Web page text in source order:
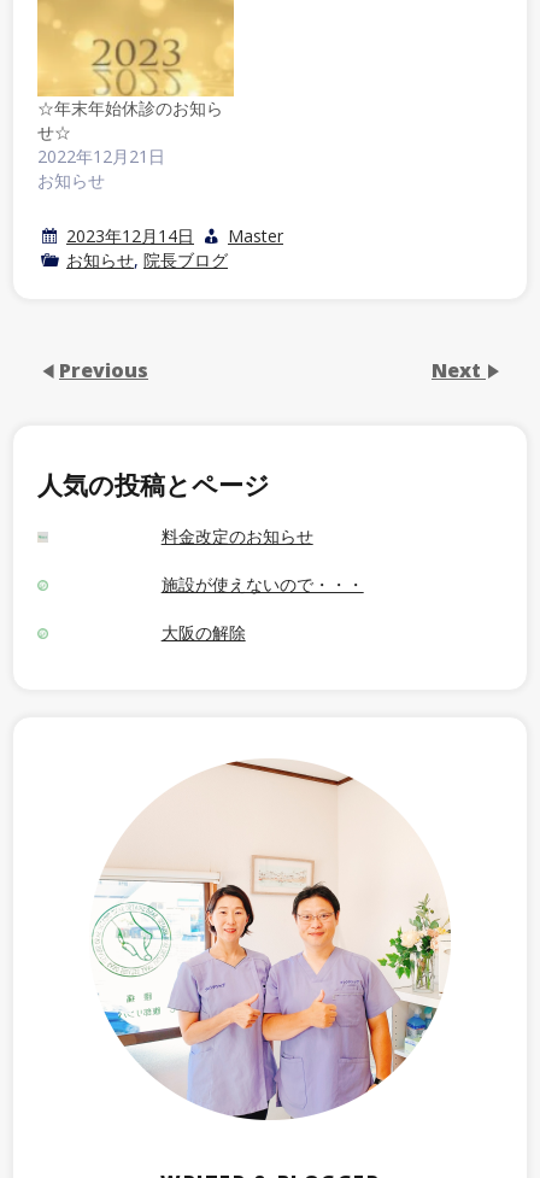
☆年末年始休診のお知ら
せ☆
2022年12月21日
お知らせ
2023年12月14日
Master
お知らせ, 院長ブログ
Previous Next
人気の投稿とページ
料金改定のお知らせ
施設が使えないので・・・
大阪の解除